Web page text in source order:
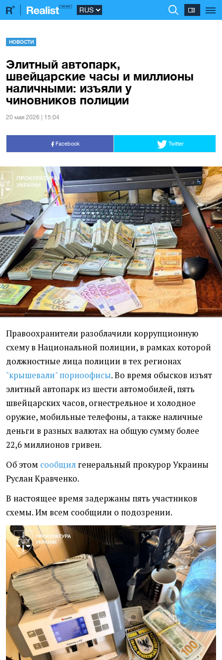
НОВОСТИ
Элитный автопарк,
швейцарские часы и миллионы
наличными: изъяли у
чиновников полиции
20 мая 2026 | 15:04
Facebook Twitter
Правоохранители разоблачили коррупционную
схему в Национальной полиции, в рамках которой
должностные лица полиции в тех регионах
"крышевали" порноофисы. Во время обысков изъят
элитный автопарк из шести автомобилей, пять
швейцарских часов, огнестрельное и холодное
оружие, мобильные телефоны, а также наличные
деньги в разных валютах на общую сумму более
22,6 миллионов гривен.
Об этом сообщил генеральный прокурор Украины
Руслан Кравченко.
В настоящее время задержаны пять участников
схемы. Им всем сообщили о подозрении.